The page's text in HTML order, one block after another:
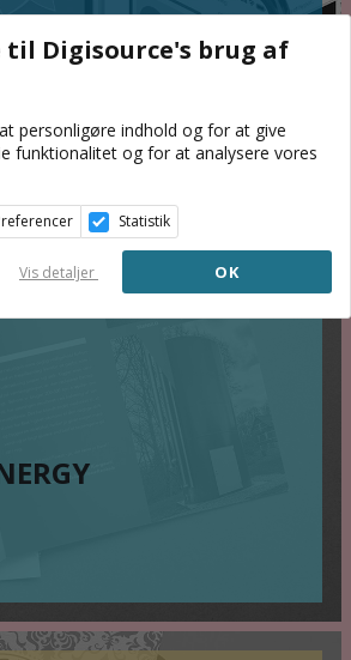
APP
til Digisource's brug af
personligøre indhold og for at give
funktionalitet og for at analysere vores
Statistik
Vis detaljer OK